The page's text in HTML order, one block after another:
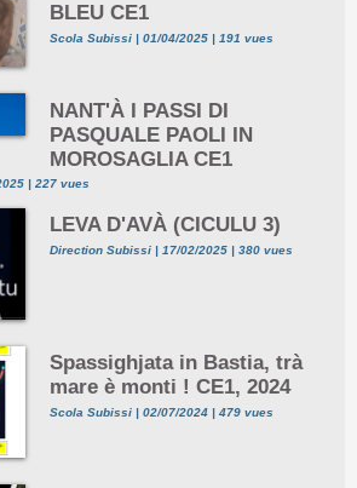
BLEU CE1
Scola Subissi | 01/04/2025 | 191 vues
NANT'À I PASSI DI
PASQUALE PAOLI IN
MOROSAGLIA CE1
| 227 vues
LEVA D'AVÀ (CICULU 3)
Direction Subissi | 17/02/2025 | 380 vues
Spassighjata in Bastia, trà
mare è monti ! CE1, 2024
Scola Subissi | 02/07/2024 | 479 vues